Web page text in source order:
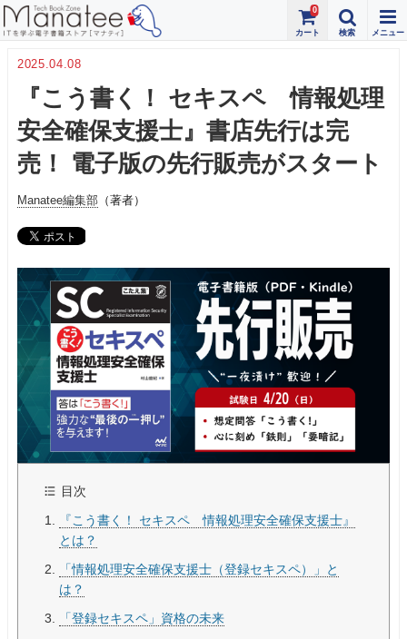
0
2025.04.08
『こう書く！ セキスペ 情報処理
安全確保支援士』書店先行は完
売！ 電子版の先行販売がスタート
Manatee編集部 （著者）
目次
『こう書く！ セキスペ 情報処理安全確保支援士』
とは？
「情報処理安全確保支援士（登録セキスペ）」と
は？
「登録セキスペ」資格の未来